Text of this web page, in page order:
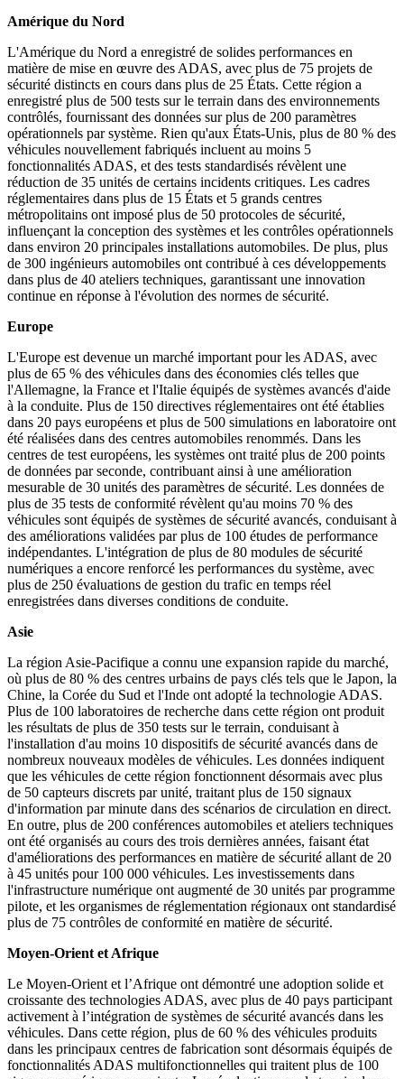
Amérique du Nord
L'Amérique du Nord a enregistré de solides performances en
matière de mise en œuvre des ADAS, avec plus de 75 projets de
sécurité distincts en cours dans plus de 25 États. Cette région a
enregistré plus de 500 tests sur le terrain dans des environnements
contrôlés, fournissant des données sur plus de 200 paramètres
opérationnels par système. Rien qu'aux États-Unis, plus de 80 % des
véhicules nouvellement fabriqués incluent au moins 5
fonctionnalités ADAS, et des tests standardisés révèlent une
réduction de 35 unités de certains incidents critiques. Les cadres
réglementaires dans plus de 15 États et 5 grands centres
métropolitains ont imposé plus de 50 protocoles de sécurité,
influençant la conception des systèmes et les contrôles opérationnels
dans environ 20 principales installations automobiles. De plus, plus
de 300 ingénieurs automobiles ont contribué à ces développements
dans plus de 40 ateliers techniques, garantissant une innovation
continue en réponse à l'évolution des normes de sécurité.
Europe
L'Europe est devenue un marché important pour les ADAS, avec
plus de 65 % des véhicules dans des économies clés telles que
l'Allemagne, la France et l'Italie équipés de systèmes avancés d'aide
à la conduite. Plus de 150 directives réglementaires ont été établies
dans 20 pays européens et plus de 500 simulations en laboratoire ont
été réalisées dans des centres automobiles renommés. Dans les
centres de test européens, les systèmes ont traité plus de 200 points
de données par seconde, contribuant ainsi à une amélioration
mesurable de 30 unités des paramètres de sécurité. Les données de
plus de 35 tests de conformité révèlent qu'au moins 70 % des
véhicules sont équipés de systèmes de sécurité avancés, conduisant à
des améliorations validées par plus de 100 études de performance
indépendantes. L'intégration de plus de 80 modules de sécurité
numériques a encore renforcé les performances du système, avec
plus de 250 évaluations de gestion du trafic en temps réel
enregistrées dans diverses conditions de conduite.
Asie
La région Asie-Pacifique a connu une expansion rapide du marché,
où plus de 80 % des centres urbains de pays clés tels que le Japon, la
Chine, la Corée du Sud et l'Inde ont adopté la technologie ADAS.
Plus de 100 laboratoires de recherche dans cette région ont produit
les résultats de plus de 350 tests sur le terrain, conduisant à
l'installation d'au moins 10 dispositifs de sécurité avancés dans de
nombreux nouveaux modèles de véhicules. Les données indiquent
que les véhicules de cette région fonctionnent désormais avec plus
de 50 capteurs discrets par unité, traitant plus de 150 signaux
d'information par minute dans des scénarios de circulation en direct.
En outre, plus de 200 conférences automobiles et ateliers techniques
ont été organisés au cours des trois dernières années, faisant état
d'améliorations des performances en matière de sécurité allant de 20
à 45 unités pour 100 000 véhicules. Les investissements dans
l'infrastructure numérique ont augmenté de 30 unités par programme
pilote, et les organismes de réglementation régionaux ont standardisé
plus de 75 contrôles de conformité en matière de sécurité.
Moyen-Orient et Afrique
Le Moyen-Orient et l’Afrique ont démontré une adoption solide et
croissante des technologies ADAS, avec plus de 40 pays participant
activement à l’intégration de systèmes de sécurité avancés dans les
véhicules. Dans cette région, plus de 60 % des véhicules produits
dans les principaux centres de fabrication sont désormais équipés de
fonctionnalités ADAS multifonctionnelles qui traitent plus de 100